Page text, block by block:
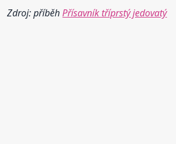
Zdroj: příběhPřísavník tříprstý jedovatý